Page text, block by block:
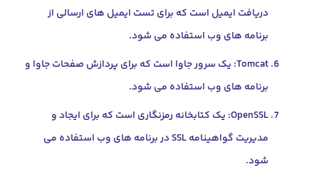
دریافت ایمیل است که برای تست ایمیل های ارسالی از
برنامه های وب استفاده می شود.
Tomcat: یک سرور جاوا است که برای پردازش صفحات جاوا و
برنامه های وب استفاده می شود.
OpenSSL: یک کتابخانه رمزنگاری است که برای ایجاد و
مدیریت گواهینامه SSL در برنامه های وب استفاده می
شود.